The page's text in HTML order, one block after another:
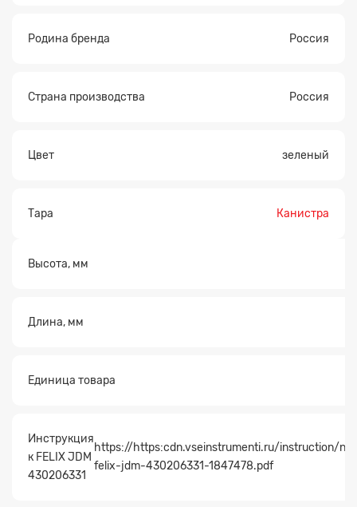
Родина бренда Россия
Страна производства Россия
Цвет зеленый
Тара Канистра
Высота, мм
Длина, мм
Единица товара
Инструкция
к FELIX JDM
430206331
https://https:cdn.vseinstrumenti.ru/instruction/
felix-jdm-430206331-1847478.pdf